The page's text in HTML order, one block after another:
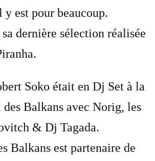
y est pour beaucoup.
dernière sélection réalisée
Soko était en Dj Set à la
des Balkans avec Norig, les
& Dj Tagada.
Balkans est partenaire de